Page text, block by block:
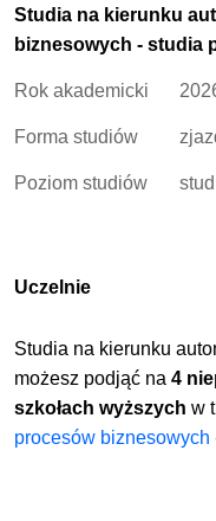
Studia na kierunku
biznesowych - studia
Rok akademicki
Forma studiów
Poziom studiów
Uczelnie
Studia na kierunku
możesz podjąć na4
szkołach wyższych w
procesów